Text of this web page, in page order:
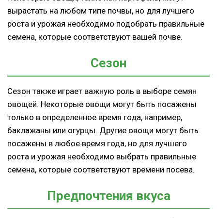
вырастать на любом типе почвы, но для лучшего
роста и урожая необходимо подобрать правильные
семена, которые соответствуют вашей почве.
Сезон
Сезон также играет важную роль в выборе семян
овощей. Некоторые овощи могут быть посажены
только в определенное время года, например,
баклажаны или огурцы. Другие овощи могут быть
посажены в любое время года, но для лучшего
роста и урожая необходимо выбрать правильные
семена, которые соответствуют времени посева.
Предпочтения вкуса